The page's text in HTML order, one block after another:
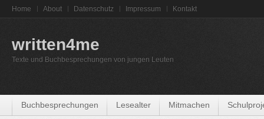
Home About Datenschutz Impressum Kontakt
written4me
Texte und Buchbesprechungen von jungen Leuten
Buchbesprechungen Lesealter Mitmachen